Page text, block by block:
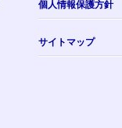
個人情報保護方針
サイトマップ